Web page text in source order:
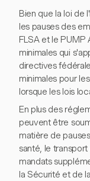
Bien que la loi de
les pauses des
FLSA et le PUMP
minimales qui
directives
minimales pour
lorsque les lois
En plus des
peuvent être
matière de
santé, le
mandats
la Sécurité et de